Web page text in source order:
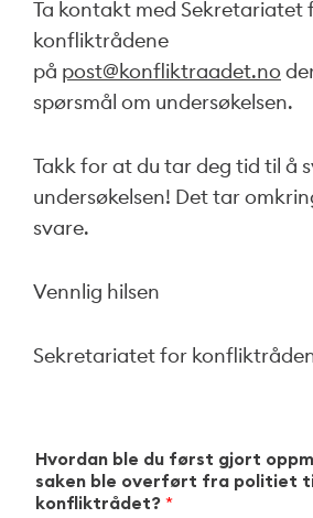
Ta kontakt med Sekretariatet
konfliktrådene
på post@konfliktraadet.no
spørsmål om undersøkelsen.
Takk for at du tar deg tid til å
undersøkelsen! Det tar
svare.
Vennlig hilsen
Sekretariatet for
Hvordan ble du først gjort
saken ble overført fra politiet
konfliktrådet? *